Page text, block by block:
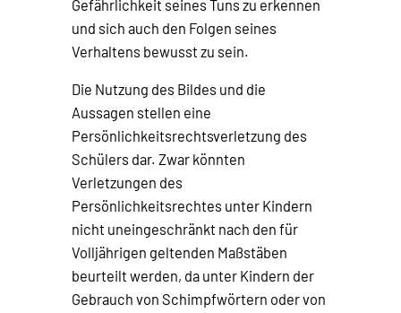
Gefährlichkeit seines Tuns zu erkennen
und sich auch den Folgen seines
Verhaltens bewusst zu sein.
Die Nutzung des Bildes und die
Aussagen stellen eine
Persönlichkeitsrechtsverletzung des
Schülers dar. Zwar könnten
Verletzungen des
Persönlichkeitsrechtes unter Kindern
nicht uneingeschränkt nach den für
Volljährigen geltenden Maßstäben
beurteilt werden, da unter Kindern der
Gebrauch von Schimpfwörtern oder von